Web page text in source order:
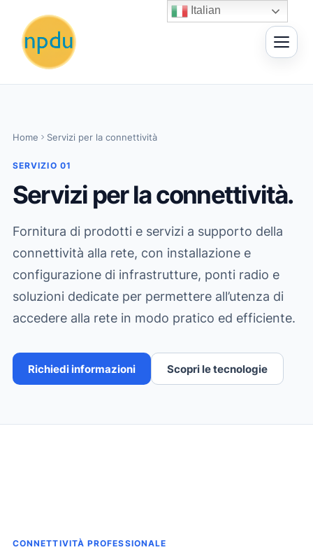
contenuto
Home Servizi per la connettività
SERVIZIO 01
Servizi per la connettività.
Fornitura di prodotti e servizi a supporto della
connettività alla rete, con installazione e
configurazione di infrastrutture, ponti radio e
soluzioni dedicate per permettere all’utenza di
accedere alla rete in modo pratico ed efficiente.
Richiedi informazioni Scopri le tecnologie
CONNETTIVITÀ PROFESSIONALE
Italian